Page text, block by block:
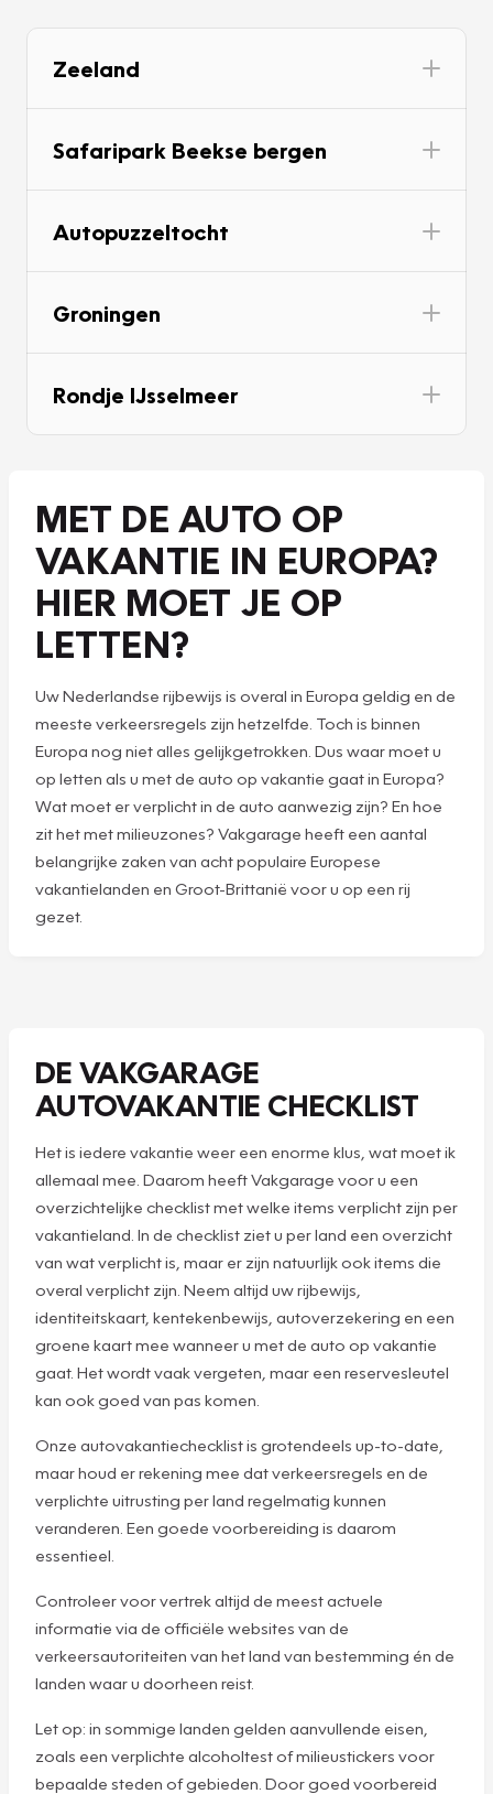
Zeeland
Safaripark Beekse bergen
Autopuzzeltocht
Groningen
Rondje IJsselmeer
MET DE AUTO OP
VAKANTIE IN EUROPA?
HIER MOET JE OP
LETTEN?
Uw Nederlandse rijbewijs is overal in Europa geldig en de
meeste verkeersregels zijn hetzelfde. Toch is binnen
Europa nog niet alles gelijkgetrokken. Dus waar moet u
op letten als u met de auto op vakantie gaat in Europa?
Wat moet er verplicht in de auto aanwezig zijn? En hoe
zit het met milieuzones? Vakgarage heeft een aantal
belangrijke zaken van acht populaire Europese
vakantielanden en Groot-Brittanië voor u op een rij
gezet.
DE VAKGARAGE
AUTOVAKANTIE CHECKLIST
Het is iedere vakantie weer een enorme klus, wat moet ik
allemaal mee. Daarom heeft Vakgarage voor u een
overzichtelijke checklist met welke items verplicht zijn per
vakantieland. In de checklist ziet u per land een overzicht
van wat verplicht is, maar er zijn natuurlijk ook items die
overal verplicht zijn. Neem altijd uw rijbewijs,
identiteitskaart, kentekenbewijs, autoverzekering en een
groene kaart mee wanneer u met de auto op vakantie
gaat. Het wordt vaak vergeten, maar een reservesleutel
kan ook goed van pas komen.
Onze autovakantiechecklist is grotendeels up-to-date,
maar houd er rekening mee dat verkeersregels en de
verplichte uitrusting per land regelmatig kunnen
veranderen. Een goede voorbereiding is daarom
essentieel.
Controleer voor vertrek altijd de meest actuele
informatie via de officiële websites van de
verkeersautoriteiten van het land van bestemming én de
landen waar u doorheen reist.
Let op: in sommige landen gelden aanvullende eisen,
zoals een verplichte alcoholtest of milieustickers voor
bepaalde steden of gebieden. Door goed voorbereid